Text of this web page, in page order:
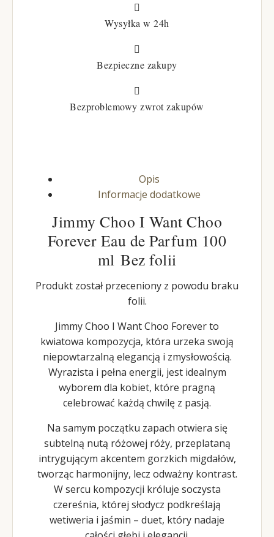

Wysyłka w 24h

Bezpieczne zakupy

Bezproblemowy zwrot zakupów
Opis
Informacje dodatkowe
Jimmy Choo I Want Choo
Forever Eau de Parfum 100
ml Bez folii
Produkt został przeceniony z powodu braku
folii.
Jimmy Choo I Want Choo Forever to
kwiatowa kompozycja, która urzeka swoją
niepowtarzalną elegancją i zmysłowością.
Wyrazista i pełna energii, jest idealnym
wyborem dla kobiet, które pragną
celebrować każdą chwilę z pasją.
Na samym początku zapach otwiera się
subtelną nutą różowej róży, przeplataną
intrygującym akcentem gorzkich migdałów,
tworząc harmonijny, lecz odważny kontrast.
W sercu kompozycji króluje soczysta
czereśnia, której słodycz podkreślają
wetiweria i jaśmin – duet, który nadaje